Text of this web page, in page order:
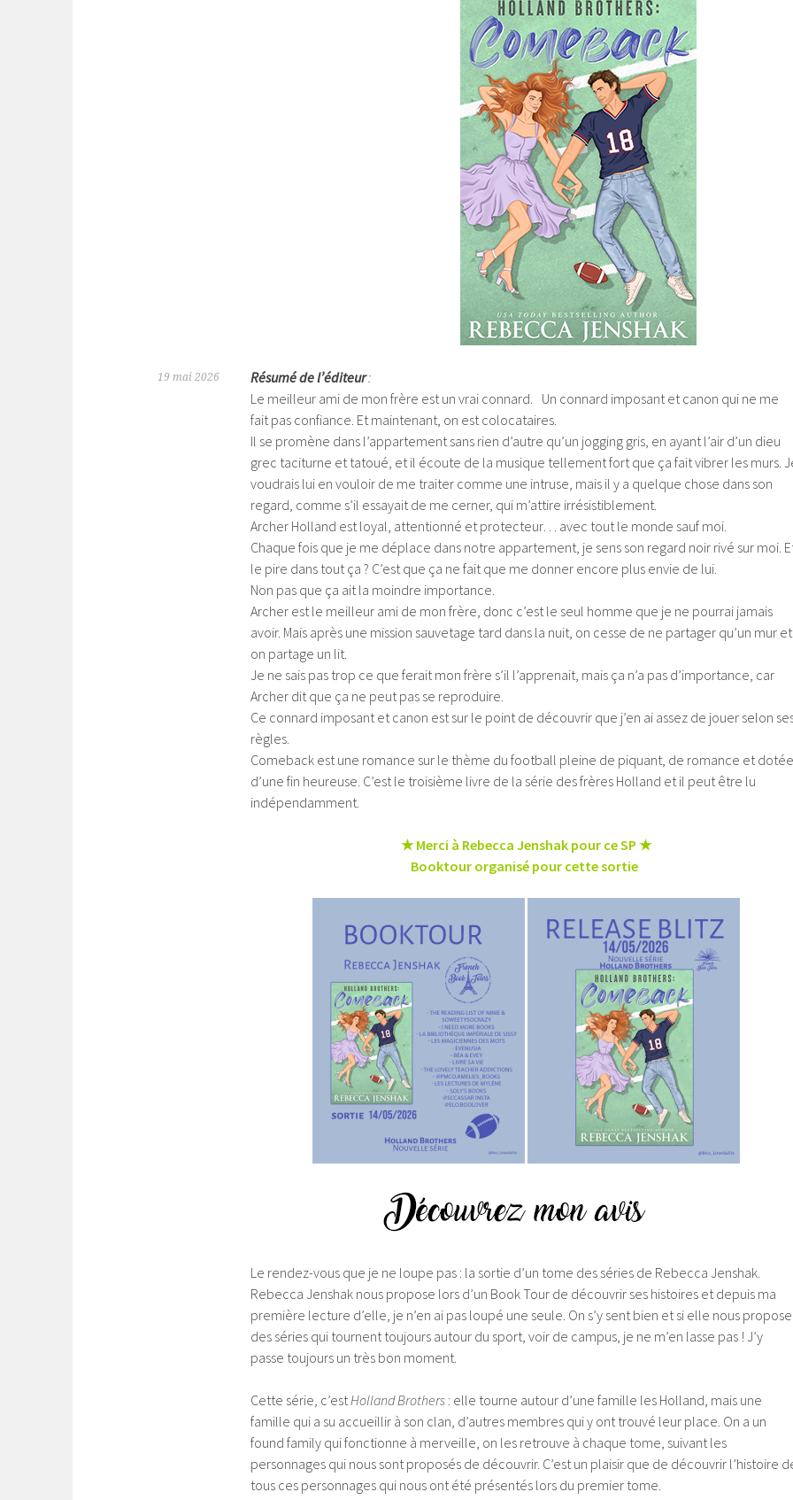
19 mai 2026 Résumé de l’éditeur:
Le meilleur ami de mon frère est un vrai connard. Un connard imposant et canon qui ne me
fait pas confiance. Et maintenant, on est colocataires.
Il se promène dans l’appartement sans rien d’autre qu’un jogging gris, en ayant l’air d’un dieu
grec taciturne et tatoué, et il écoute de la musique tellement fort que ça fait vibrer les murs.
voudrais lui en vouloir de me traiter comme une intruse, mais il y a quelque chose dans son
regard, comme s’il essayait de me cerner, qui m’attire irrésistiblement.
Archer Holland est loyal, attentionné et protecteur… avec tout le monde sauf moi.
Chaque fois que je me déplace dans notre appartement, je sens son regard noir rivé sur moi.
le pire dans tout ça ? C’est que ça ne fait que me donner encore plus envie de lui.
Non pas que ça ait la moindre importance.
Archer est le meilleur ami de mon frère, donc c’est le seul homme que je ne pourrai jamais
avoir. Mais après une mission sauvetage tard dans la nuit, on cesse de ne partager qu’un mur et
on partage un lit.
Je ne sais pas trop ce que ferait mon frère s’il l’apprenait, mais ça n’a pas d’importance, car
Archer dit que ça ne peut pas se reproduire.
Ce connard imposant et canon est sur le point de découvrir que j’en ai assez de jouer selon
règles.
Comeback est une romance sur le thème du football pleine de piquant, de romance et dotée
d’une fin heureuse. C’est le troisième livre de la série des frères Holland et il peut être lu
indépendamment.
★ Merci à Rebecca Jenshak pour ce SP ★
Booktour organisé pour cette sortie
Le rendez-vous que je ne loupe pas : la sortie d’un tome des séries de Rebecca Jenshak.
Rebecca Jenshak nous propose lors d’un Book Tour de découvrir ses histoires et depuis ma
première lecture d’elle, je n’en ai pas loupé une seule. On s’y sent bien et si elle nous propose
des séries qui tournent toujours autour du sport, voir de campus, je ne m’en lasse pas ! J’y
passe toujours un très bon moment.
Cette série, c’estHolland Brothers : elle tourne autour d’une famille les Holland, mais une
famille qui a su accueillir à son clan, d’autres membres qui y ont trouvé leur place. On a un
found family qui fonctionne à merveille, on les retrouve à chaque tome, suivant les
personnages qui nous sont proposés de découvrir. C’est un plaisir que de découvrir l’histoire
tous ces personnages qui nous ont été présentés lors du premier tome.